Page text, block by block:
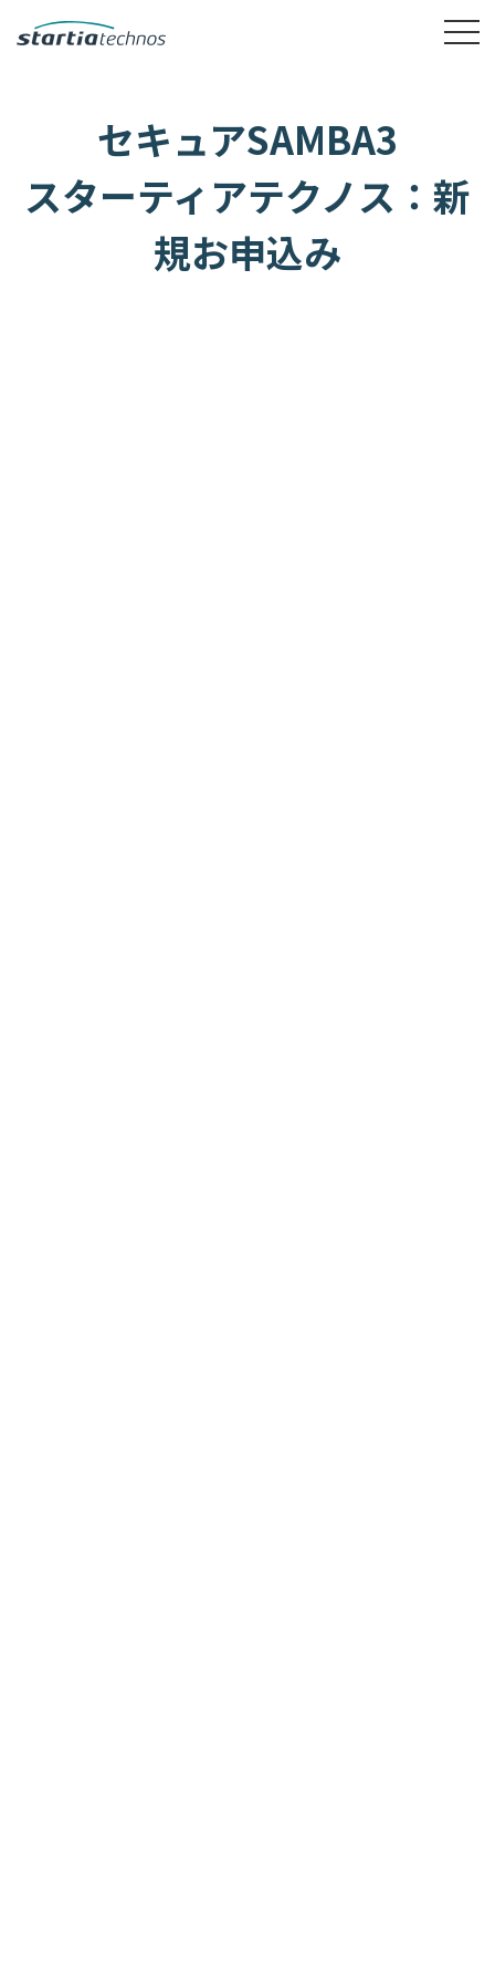
セキュアSAMBA3
スターティアテクノス：新
規お申込み